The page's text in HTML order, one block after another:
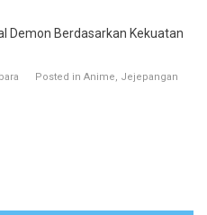
Demon Berdasarkan Kekuatan
Posted in Anime Jejepangan